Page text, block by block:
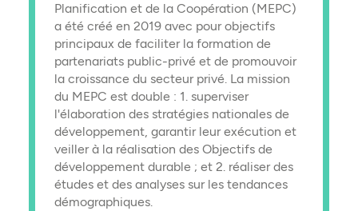
Planification et de la Coopération (MEPC)
a été créé en 2019 avec pour objectifs
principaux de faciliter la formation de
partenariats public-privé et de promouvoir
la croissance du secteur privé. La mission
du MEPC est double : 1. superviser
l'élaboration des stratégies nationales de
développement, garantir leur exécution et
veiller à la réalisation des Objectifs de
développement durable ; et 2. réaliser des
études et des analyses sur les tendances
démographiques.